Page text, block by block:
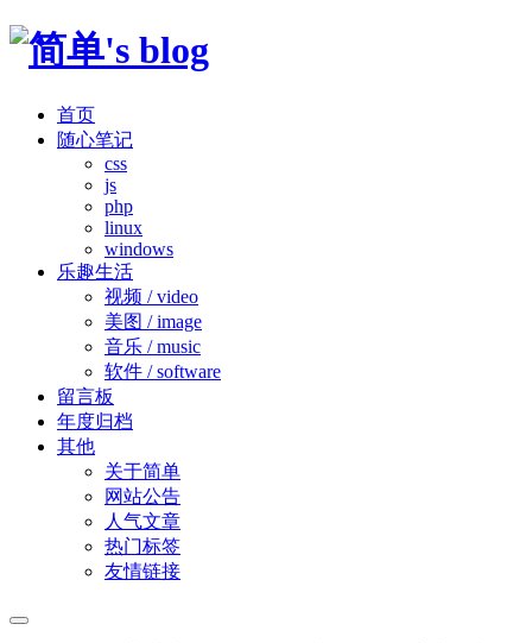
首页
随心笔记
css
js
php
linux
windows
乐趣生活
视频 / video
美图 / image
音乐 / music
软件 / software
留言板
年度归档
其他
关于简单
网站公告
人气文章
热门标签
友情链接